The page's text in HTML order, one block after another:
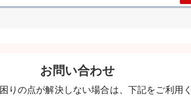
お問い合わせ
りの点が解決しない場合は、下記をご利用